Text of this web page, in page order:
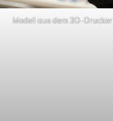
Modell aus dem 3D-Drucker